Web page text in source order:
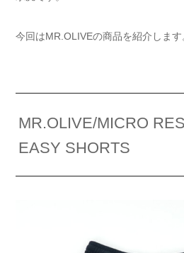
今回はMR.OLIVEの商品を紹介します
MR.OLIVE/MICRO
EASY SHORTS